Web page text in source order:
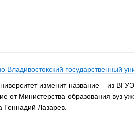
государственный
изменит название – из
от Министерства образования вуз
Геннадий Лазарев.